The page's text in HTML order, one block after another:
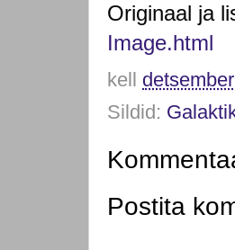
Originaal ja
Image.html
kell
Sildid:
Postita